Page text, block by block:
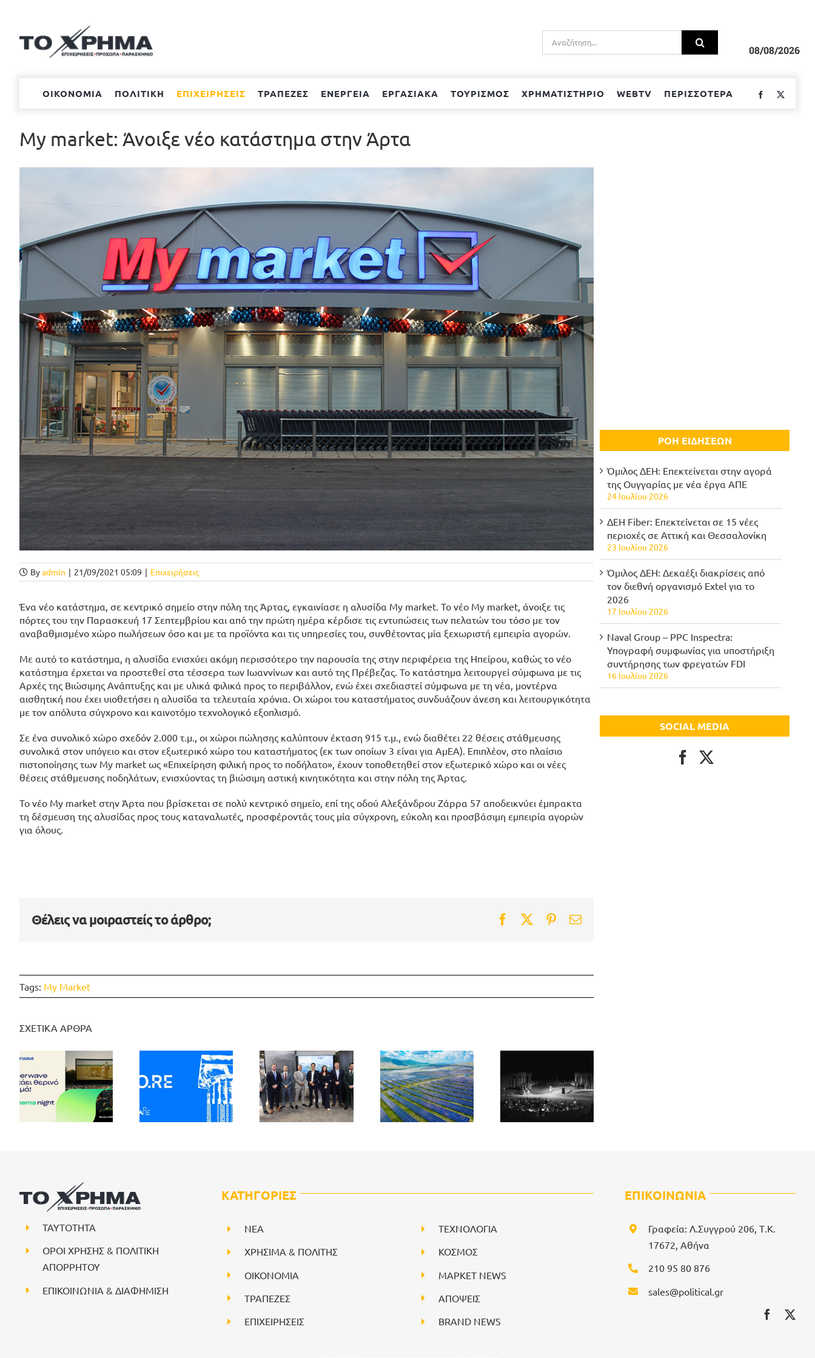
περιεχόμενο
Αναζήτηση
για:
08/08/2026
ΟΙΚΟΝΟΜΙΑ ΠΟΛΙΤΙΚΗ ΕΠΙΧΕΙΡΗΣΕΙΣ ΤΡΑΠΕΖΕΣ ΕΝΕΡΓΕΙΑ ΕΡΓΑΣΙΑΚΑ ΤΟΥΡΙΣΜΟΣ ΧΡΗΜΑΤΙΣΤΗΡΙΟ WEBTV ΠΕΡΙΣΣΟΤΕΡΑ Facebook
My market: Άνοιξε νέο κατάστημα στην Άρτα
Byadmin | 21/09/2021 05:09 | Επιχειρήσεις
Ένα νέο κατάστημα, σε κεντρικό σημείο στην πόλη της Άρτας, εγκαινίασε η αλυσίδα My market. Το νέο My market, άνοιξε τις
πόρτες του την Παρασκευή 17 Σεπτεμβρίου και από την πρώτη ημέρα κέρδισε τις εντυπώσεις των πελατών του τόσο με τον
αναβαθμισμένο χώρο πωλήσεων όσο και με τα προϊόντα και τις υπηρεσίες του, συνθέτοντας μία ξεχωριστή εμπειρία αγορών.
Με αυτό το κατάστημα, η αλυσίδα ενισχύει ακόμη περισσότερο την παρουσία της στην περιφέρεια της Ηπείρου, καθώς το νέο
κατάστημα έρχεται να προστεθεί στα τέσσερα των Ιωαννίνων και αυτό της Πρέβεζας. Το κατάστημα λειτουργεί σύμφωνα με τις
Αρχές της Βιώσιμης Ανάπτυξης και με υλικά φιλικά προς το περιβάλλον, ενώ έχει σχεδιαστεί σύμφωνα με τη νέα, μοντέρνα
αισθητική που έχει υιοθετήσει η αλυσίδα τα τελευταία χρόνια. Οι χώροι του καταστήματος συνδυάζουν άνεση και λειτουργικότητα
με τον απόλυτα σύγχρονο και καινοτόμο τεχνολογικό εξοπλισμό.
Σε ένα συνολικό χώρο σχεδόν 2.000 τ.μ., οι χώροι πώλησης καλύπτουν έκταση 915 τ.μ., ενώ διαθέτει 22 θέσεις στάθμευσης
συνολικά στον υπόγειο και στον εξωτερικό χώρο του καταστήματος (εκ των οποίων 3 είναι για ΑμΕΑ). Επιπλέον, στο πλαίσιο
πιστοποίησης των My market ως «Επιχείρηση φιλική προς το ποδήλατο», έχουν τοποθετηθεί στον εξωτερικό χώρο και οι νέες
θέσεις στάθμευσης ποδηλάτων, ενισχύοντας τη βιώσιμη αστική κινητικότητα και στην πόλη της Άρτας.
Το νέο My market στην Άρτα που βρίσκεται σε πολύ κεντρικό σημείο, επί της οδού Αλεξάνδρου Ζάρρα 57 αποδεικνύει έμπρακτα
τη δέσμευση της αλυσίδας προς τους καταναλωτές, προσφέροντάς τους μία σύγχρονη, εύκολη και προσβάσιμη εμπειρία αγορών
για όλους.
Θέλεις να μοιραστείς το άρθρο; Facebook
TwitterPinterest
Email
Tags: My Market
ΣΧΕΤΙΚΑ ΑΡΘΡΑ
ΡΟΗ ΕΙΔΗΣΕΩΝ
Όμιλος ΔΕΗ: Επεκτείνεται στην αγορά
της Ουγγαρίας με νέα έργα ΑΠΕ
24 Ιουλίου 2026
ΔΕΗ Fiber: Επεκτείνεται σε 15 νέες
περιοχές σε Αττική και Θεσσαλονίκη
23 Ιουλίου 2026
Όμιλος ΔΕΗ: Δεκαέξι διακρίσεις από
τον διεθνή οργανισμό Extel για το
2026
17 Ιουλίου 2026
Naval Group – PPC Inspectra:
Υπογραφή συμφωνίας για υποστήριξη
συντήρησης των φρεγατών FDI
16 Ιουλίου 2026
SOCIAL MEDIA
ΤΑΥΤΟΤΗΤΑ
ΟΡΟΙ ΧΡΗΣΗΣ & ΠΟΛΙΤΙΚΗ
ΑΠΟΡΡΗΤΟΥ
ΕΠΙΚΟΙΝΩΝΙΑ & ΔΙΑΦΗΜΙΣΗ
ΚΑΤΗΓΟΡΙΕΣ
NEA
ΧΡΗΣΙΜΑ & ΠΟΛΙΤΗΣ
ΟΙΚΟΝΟΜΙΑ
ΤΡΑΠΕΖΕΣ
ΕΠΙΧΕΙΡΗΣΕΙΣ
ΤΕΧΝΟΛΟΓΙΑ
ΚΟΣΜΟΣ
ΜΑΡΚΕΤ NEWS
ΑΠΟΨΕΙΣ
BRAND NEWS
ΕΠΙΚΟΙΝΩΝΙΑ
Γραφεία: Λ.Συγγρού 206, Τ.Κ.
17672, Αθήνα
210 95 80 876
sales@political.gr